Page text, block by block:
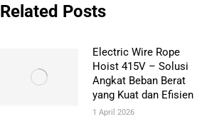
Related Posts
Electric Wire Rope
Hoist 415V – Solusi
Angkat Beban Berat
yang Kuat dan Efisien
1 April 2026